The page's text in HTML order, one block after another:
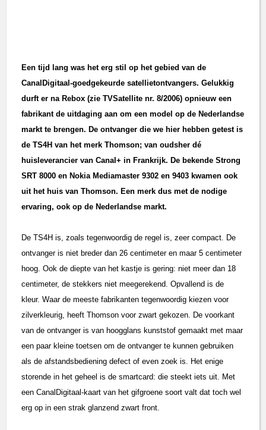
Een tijd lang was het erg stil op het gebied van de
CanalDigitaal-goedgekeurde satellietontvangers. Gelukkig
durft er na Rebox (zie TVSatellite nr. 8/2006) opnieuw een
fabrikant de uitdaging aan om een model op de Nederlandse
markt te brengen. De ontvanger die we hier hebben getest is
de TS4H van het merk Thomson; van oudsher dé
huisleverancier van Canal+ in Frankrijk. De bekende Strong
SRT 8000 en Nokia Mediamaster 9302 en 9403 kwamen ook
uit het huis van Thomson. Een merk dus met de nodige
ervaring, ook op de Nederlandse markt.
De TS4H is, zoals tegenwoordig de regel is, zeer compact. De
ontvanger is niet breder dan 26 centimeter en maar 5 centimeter
hoog. Ook de diepte van het kastje is gering: niet meer dan 18
centimeter, de stekkers niet meegerekend. Opvallend is de
kleur. Waar de meeste fabrikanten tegenwoordig kiezen voor
zilverkleurig, heeft Thomson voor zwart gekozen. De voorkant
van de ontvanger is van hoogglans kunststof gemaakt met maar
een paar kleine toetsen om de ontvanger te kunnen gebruiken
als de afstandsbediening defect of even zoek is. Het enige
storende in het geheel is de smartcard: die steekt iets uit. Met
een CanalDigitaal-kaart van het gifgroene soort valt dat toch wel
erg op in een strak glanzend zwart front.